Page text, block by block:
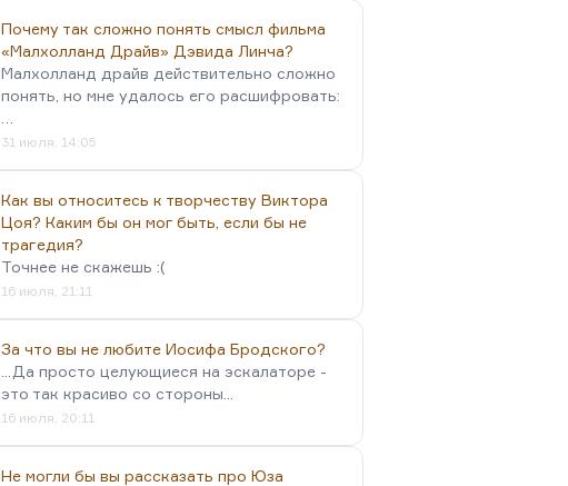
Почему так сложно понять смысл фильма
«Малхолланд Драйв» Дэвида Линча?
Малхолланд драйв действительно сложно
понять, но мне удалось его расшифровать:
31 июля, 14:05
Как вы относитесь к творчеству Виктора
Цоя? Каким бы он мог быть, если бы не
трагедия?
Точнее не скажешь :(
16 июля, 21:11
За что вы не любите Иосифа Бродского?
...Да просто целующиеся на эскалаторе -
это так красиво со стороны...
16 июля, 20:11
Не могли бы вы рассказать про Юза